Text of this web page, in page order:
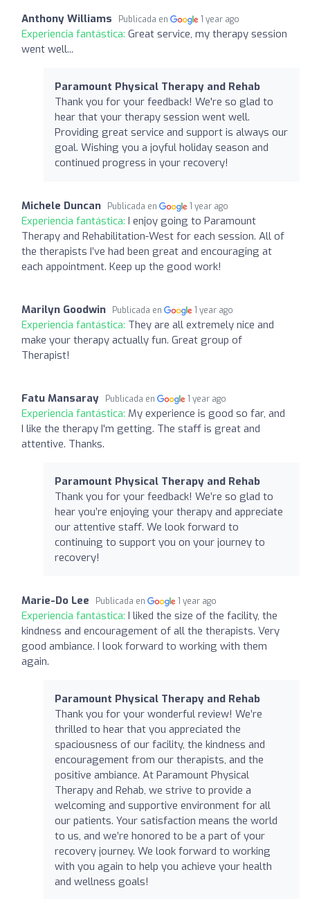
Anthony Williams Publicada en 1 year ago
Experiencia fantástica: Great service, my therapy session
went well...
Paramount Physical Therapy and Rehab
Thank you for your feedback! We're so glad to
hear that your therapy session went well.
Providing great service and support is always our
goal. Wishing you a joyful holiday season and
continued progress in your recovery!
Michele Duncan Publicada en 1 year ago
Experiencia fantástica: I enjoy going to Paramount
Therapy and Rehabilitation-West for each session. All of
the therapists I’ve had been great and encouraging at
each appointment. Keep up the good work!
Marilyn Goodwin Publicada en 1 year ago
Experiencia fantástica: They are all extremely nice and
make your therapy actually fun. Great group of
Therapist!
Fatu Mansaray Publicada en 1 year ago
Experiencia fantástica: My experience is good so far, and
I like the therapy I'm getting. The staff is great and
attentive. Thanks.
Paramount Physical Therapy and Rehab
Thank you for your feedback! We’re so glad to
hear you’re enjoying your therapy and appreciate
our attentive staff. We look forward to
continuing to support you on your journey to
recovery!
Marie-Do Lee Publicada en 1 year ago
Experiencia fantástica: I liked the size of the facility, the
kindness and encouragement of all the therapists. Very
good ambiance. I look forward to working with them
again.
Paramount Physical Therapy and Rehab
Thank you for your wonderful review! We’re
thrilled to hear that you appreciated the
spaciousness of our facility, the kindness and
encouragement from our therapists, and the
positive ambiance. At Paramount Physical
Therapy and Rehab, we strive to provide a
welcoming and supportive environment for all
our patients. Your satisfaction means the world
to us, and we’re honored to be a part of your
recovery journey. We look forward to working
with you again to help you achieve your health
and wellness goals!